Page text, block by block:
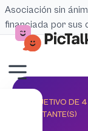
Asociación sin
financiada por sus
OBJETIVO DE
RESTANTE(S)